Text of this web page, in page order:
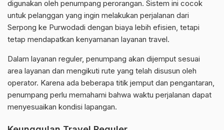
digunakan oleh penumpang perorangan. Sistem ini cocok
untuk pelanggan yang ingin melakukan perjalanan dari
Serpong ke Purwodadi dengan biaya lebih efisien, tetapi
tetap mendapatkan kenyamanan layanan travel.
Dalam layanan reguler, penumpang akan dijemput sesuai
area layanan dan mengikuti rute yang telah disusun oleh
operator. Karena ada beberapa titik jemput dan pengantaran,
penumpang perlu memahami bahwa waktu perjalanan dapat
menyesuaikan kondisi lapangan.